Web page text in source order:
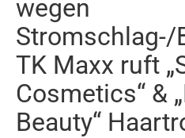
wegen
Stromschlag-/
TK Maxx ruft
Cosmetics“ &
Beauty“